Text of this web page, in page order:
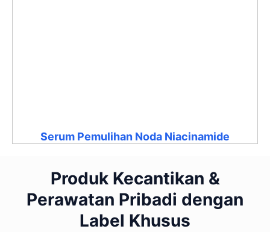
Serum Pemulihan Noda Niacinamide
Produk Kecantikan &
Perawatan Pribadi dengan
Label Khusus